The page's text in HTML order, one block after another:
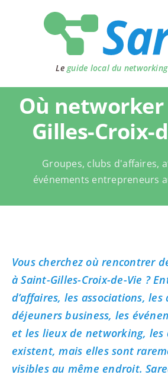
Le guide local du networking
Où networker
Gilles-Croix-
Groupes, clubs d'affaires,
événements entrepreneurs
Vous cherchez où rencontrer
à Saint-Gilles-Croix-de-Vie ?
d’affaires, les associations,
déjeuners business, les
et les lieux de networking,
existent, mais elles sont
visibles au même endroit.